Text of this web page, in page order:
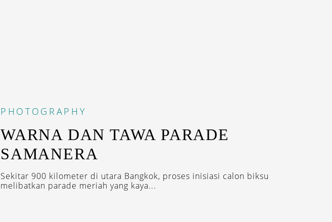
PHOTOGRAPHY
WARNA DAN TAWA PARADE
SAMANERA
Sekitar 900 kilometer di utara Bangkok, proses inisiasi calon biksu
melibatkan parade meriah yang kaya...